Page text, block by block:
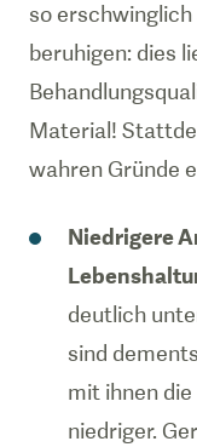
so erschwinglich
beruhigen: dies
Material!
wahren Gründe
Niedrigere
deutlich
sind
mit ihnen
niedriger.